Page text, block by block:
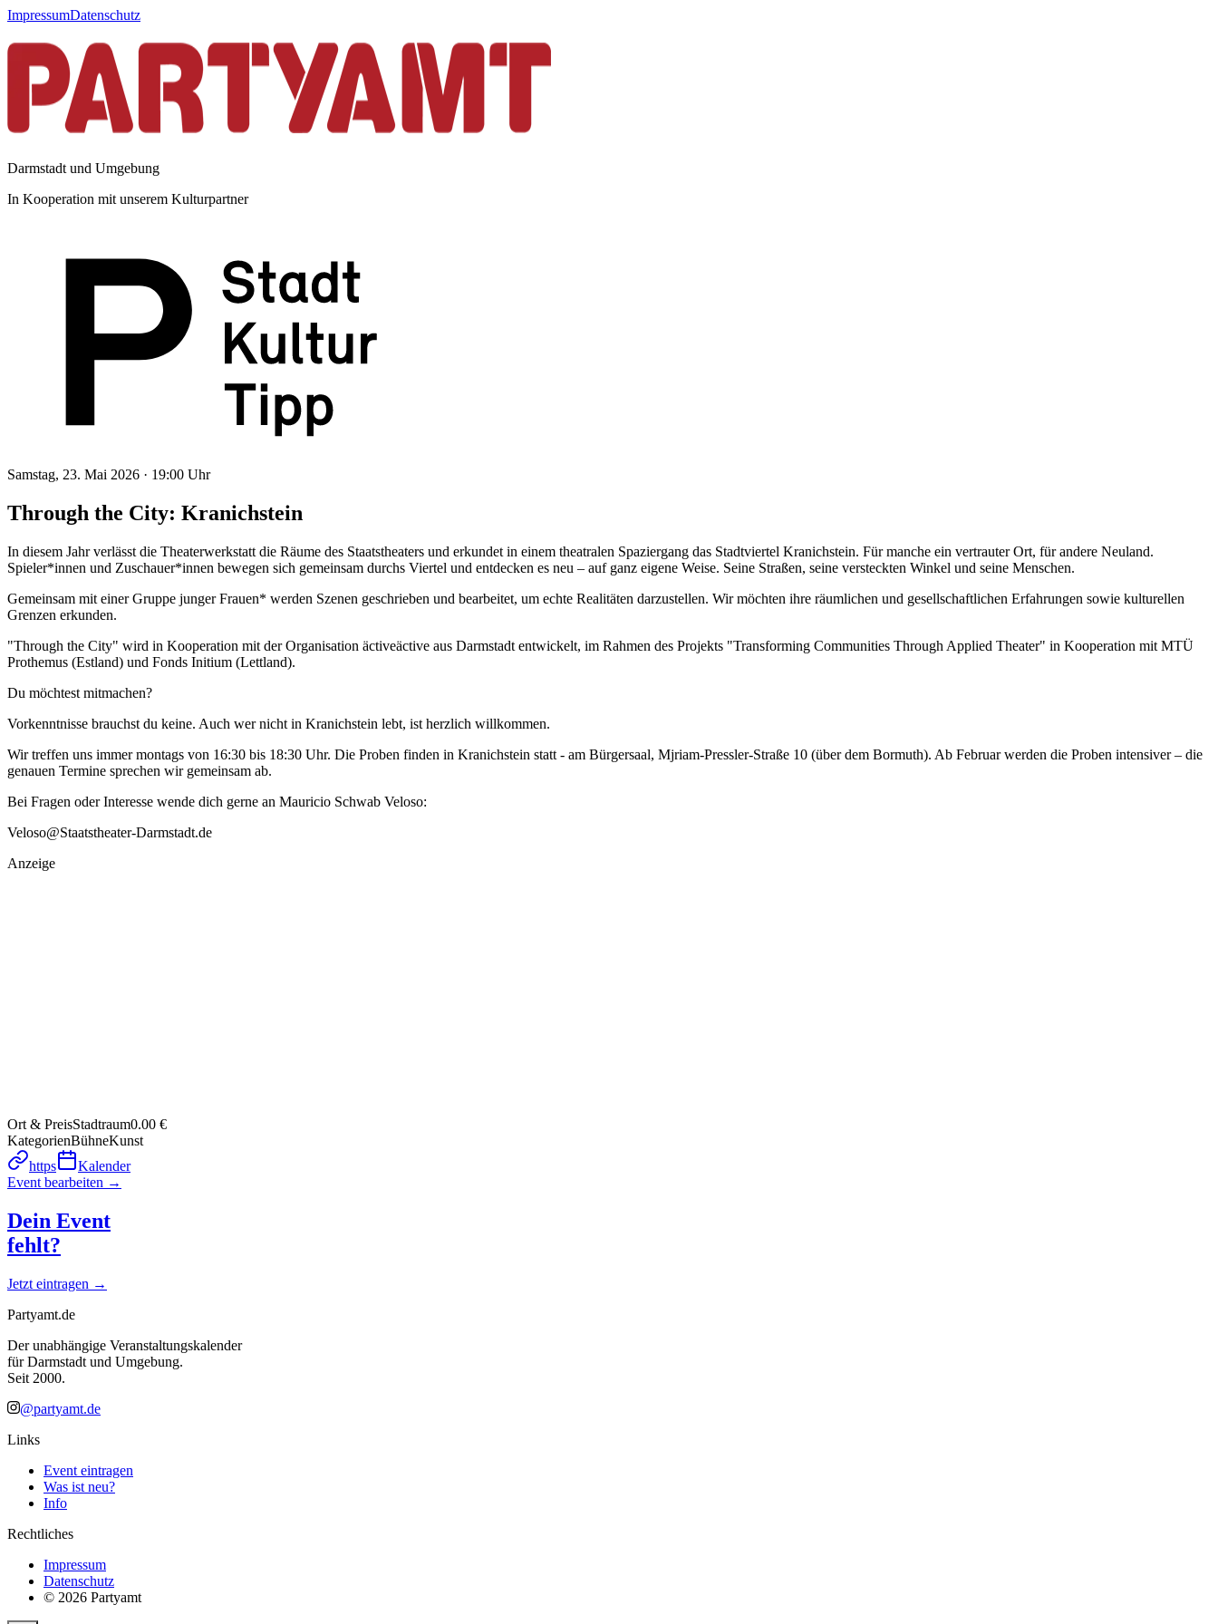
ImpressumDatenschutz
Darmstadt und Umgebung
In Kooperation mit unserem Kulturpartner
Samstag, 23. Mai 2026 · 19:00 Uhr
Through the City: Kranichstein
In diesem Jahr verlässt die Theaterwerkstatt die Räume des Staatstheaters und erkundet in einem theatralen Spaziergang das Stadtviertel Kranichstein. Für manche ein vertrauter Ort, für andere Neuland.
Spieler*innen und Zuschauer*innen bewegen sich gemeinsam durchs Viertel und entdecken es neu – auf ganz eigene Weise. Seine Straßen, seine versteckten Winkel und seine Menschen.
Gemeinsam mit einer Gruppe junger Frauen* werden Szenen geschrieben und bearbeitet, um echte Realitäten darzustellen. Wir möchten ihre räumlichen und gesellschaftlichen Erfahrungen sowie kulturellen
Grenzen erkunden.
"Through the City" wird in Kooperation mit der Organisation äctiveäctive aus Darmstadt entwickelt, im Rahmen des Projekts "Transforming Communities Through Applied Theater" in Kooperation mit MTÜ
Prothemus (Estland) und Fonds Initium (Lettland).
Du möchtest mitmachen?
Vorkenntnisse brauchst du keine. Auch wer nicht in Kranichstein lebt, ist herzlich willkommen.
Wir treffen uns immer montags von 16:30 bis 18:30 Uhr. Die Proben finden in Kranichstein statt - am Bürgersaal, Mjriam-Pressler-Straße 10 (über dem Bormuth). Ab Februar werden die Proben intensiver – die
genauen Termine sprechen wir gemeinsam ab.
Bei Fragen oder Interesse wende dich gerne an Mauricio Schwab Veloso:
Veloso@Staatstheater-Darmstadt.de
Anzeige
Ort & PreisStadtraum0.00 €
KategorienBühneKunst
https
Kalender
Event bearbeiten →
Dein Event
fehlt?
Jetzt eintragen →
Partyamt.de
Der unabhängige Veranstaltungskalender
für Darmstadt und Umgebung.
Seit 2000.
@partyamt.de
Links
Event eintragen
Was ist neu?
Info
Rechtliches
Impressum
Datenschutz
© 2026 Partyamt